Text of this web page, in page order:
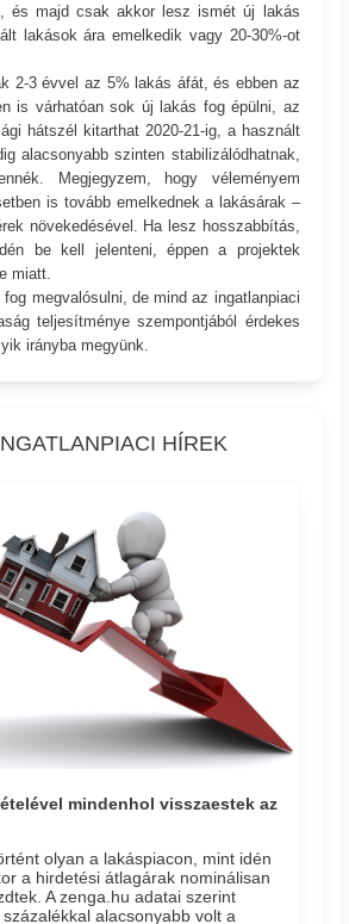
és majd csak akkor lesz ismét új lakás
lakások ára emelkedik vagy 20-30%-ot
2-3 évvel az 5% lakás áfát, és ebben az
is várhatóan sok új lakás fog épülni, az
hátszél kitarthat 2020-21-ig, a használt
alacsonyabb szinten stabilizálódhatnak,
Megjegyzem, hogy véleményem
is tovább emelkednek a lakásárak –
növekedésével. Ha lesz hosszabbítás,
be kell jelenteni, éppen a projektek
miatt.
megvalósulni, de mind az ingatlanpiaci
teljesítménye szempontjából érdekes
irányba megyünk.
HÍREK
mindenhol visszaestek az
olyan a lakáspiacon, mint idén
a hirdetési átlagárak nominálisan
A zenga.hu adatai szerint
alacsonyabb volt a